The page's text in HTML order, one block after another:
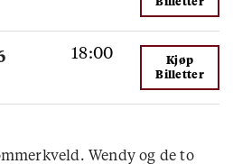
18:00
Kjøp
Billetter
Wendy og de to